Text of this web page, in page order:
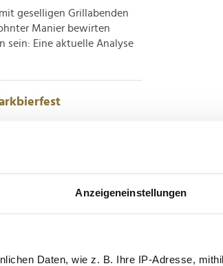
Anzeigeneinstellungen
Daten, wie z. B. Ihre IP-Adresse,
geselligen Grillabenden
Manier bewirten
sein: Eine aktuelle Analyse
sind
wie das Starkbierfest im
Zur diesjährigen Ausgabe
als Deutschland